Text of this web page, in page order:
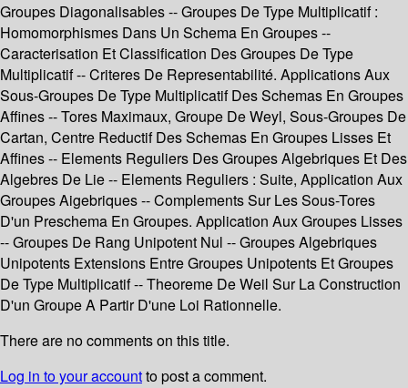
Groupes Diagonalisables -- Groupes De Type Multiplicatif :
Homomorphismes Dans Un Schema En Groupes --
Caracterisation Et Classification Des Groupes De Type
Multiplicatif -- Criteres De Representabilité. Applications Aux
Sous-Groupes De Type Multiplicatif Des Schemas En Groupes
Affines -- Tores Maximaux, Groupe De Weyl, Sous-Groupes De
Cartan, Centre Reductif Des Schemas En Groupes Lisses Et
Affines -- Elements Reguliers Des Groupes Algebriques Et Des
Algebres De Lie -- Elements Reguliers : Suite, Application Aux
Groupes Aigebriques -- Complements Sur Les Sous-Tores
D'un Preschema En Groupes. Application Aux Groupes Lisses
-- Groupes De Rang Unipotent Nul -- Groupes Algebriques
Unipotents Extensions Entre Groupes Unipotents Et Groupes
De Type Multiplicatif -- Theoreme De Weil Sur La Construction
D'un Groupe A Partir D'une Loi Rationnelle.
There are no comments on this title.
Log in to your accountto post a comment.